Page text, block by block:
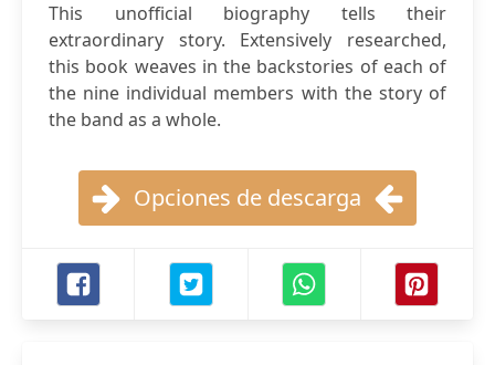
This unofficial biography tells their
extraordinary story. Extensively researched,
this book weaves in the backstories of each of
the nine individual members with the story of
the band as a whole.
Opciones de descarga